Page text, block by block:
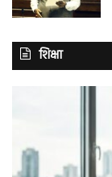
शिक्षा